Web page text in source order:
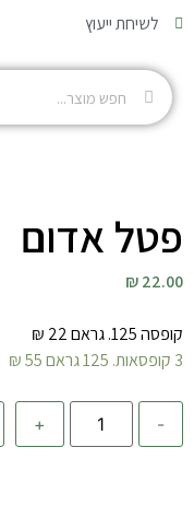
לשיחת ייעוץ
פטל אדום
22.00 ₪
קופסה 125. גראם 22 ₪
3 קופסאות. 125 גראם 55 ₪
-
+